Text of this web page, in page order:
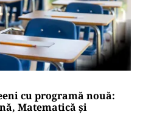
cu programă nouă:
Matematică și